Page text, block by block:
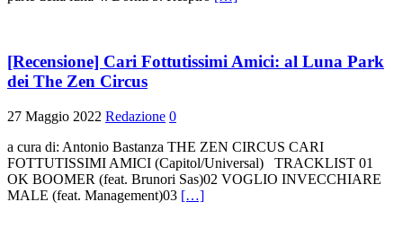
[Recensione] Cari Fottutissimi Amici: al Luna Park
dei The Zen Circus
27 Maggio 2022 Redazione 0
a cura di: Antonio Bastanza THE ZEN CIRCUS CARI
FOTTUTISSIMI AMICI (Capitol/Universal) TRACKLIST 01
OK BOOMER (feat. Brunori Sas)02 VOGLIO INVECCHIARE
MALE (feat. Management)03 […]